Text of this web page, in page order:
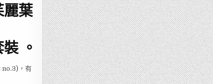
麗葉
。
no.3)，有